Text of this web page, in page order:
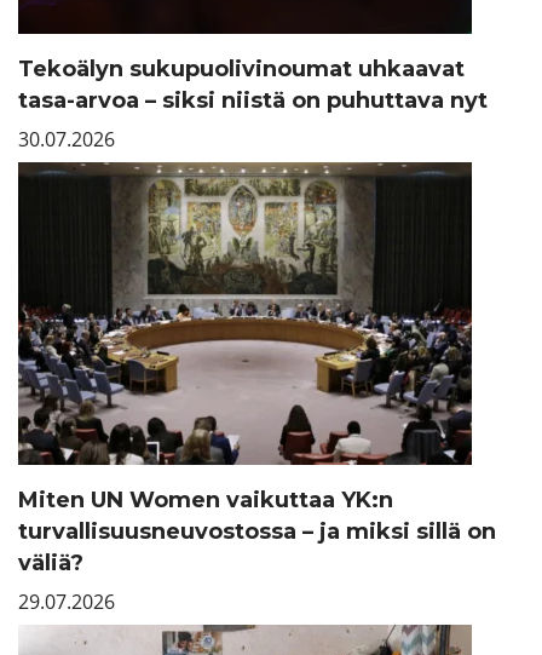
Tekoälyn sukupuolivinoumat uhkaavat
tasa-arvoa – siksi niistä on puhuttava nyt
30.07.2026
Miten UN Women vaikuttaa YK:n
turvallisuusneuvostossa – ja miksi sillä on
väliä?
29.07.2026